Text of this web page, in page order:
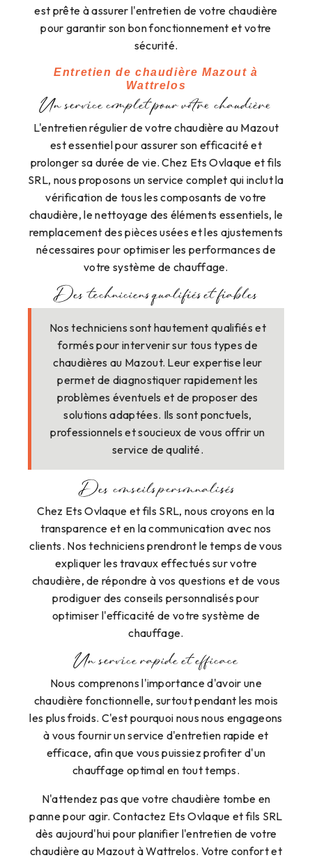
est prête à assurer l'entretien de votre chaudière
pour garantir son bon fonctionnement et votre
sécurité.
Entretien de chaudière Mazout à
Wattrelos
Un service complet pour votre chaudière
L'entretien régulier de votre chaudière au Mazout
est essentiel pour assurer son efficacité et
prolonger sa durée de vie. Chez Ets Ovlaque et fils
SRL, nous proposons un service complet qui inclut la
vérification de tous les composants de votre
chaudière, le nettoyage des éléments essentiels, le
remplacement des pièces usées et les ajustements
nécessaires pour optimiser les performances de
votre système de chauffage.
Des techniciens qualifiés et fiables
Nos techniciens sont hautement qualifiés et
formés pour intervenir sur tous types de
chaudières au Mazout. Leur expertise leur
permet de diagnostiquer rapidement les
problèmes éventuels et de proposer des
solutions adaptées. Ils sont ponctuels,
professionnels et soucieux de vous offrir un
service de qualité.
Des conseils personnalisés
Chez Ets Ovlaque et fils SRL, nous croyons en la
transparence et en la communication avec nos
clients. Nos techniciens prendront le temps de vous
expliquer les travaux effectués sur votre
chaudière, de répondre à vos questions et de vous
prodiguer des conseils personnalisés pour
optimiser l'efficacité de votre système de
chauffage.
Un service rapide et efficace
Nous comprenons l'importance d'avoir une
chaudière fonctionnelle, surtout pendant les mois
les plus froids. C'est pourquoi nous nous engageons
à vous fournir un service d'entretien rapide et
efficace, afin que vous puissiez profiter d'un
chauffage optimal en tout temps.
N'attendez pas que votre chaudière tombe en
panne pour agir. Contactez Ets Ovlaque et fils SRL
dès aujourd'hui pour planifier l'entretien de votre
chaudière au Mazout à Wattrelos. Votre confort et